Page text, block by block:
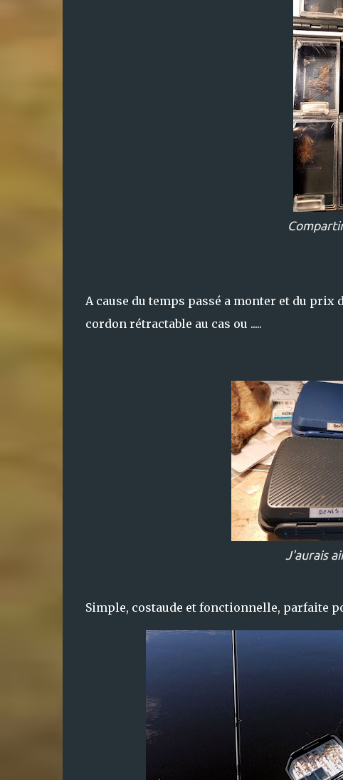
A cause du temps passé a monter et du prix
cordon rétractable au cas ou .....
J'aurais
Simple, costaude et fonctionnelle, parfaite